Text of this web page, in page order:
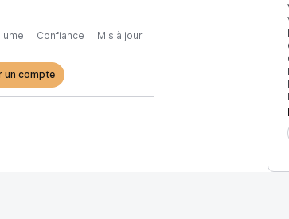
Confiance Mis à jour
un compte